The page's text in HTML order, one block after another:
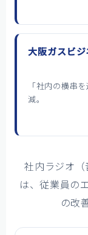
大阪ガスビ
「社内の横串
減。
社内ラジオ
は、従業員の
の改